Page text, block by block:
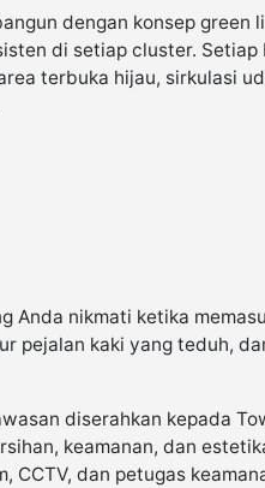
dengan konsep
di setiap cluster.
terbuka hijau, sirkulasi
Anda nikmati ketika
pejalan kaki yang teduh,
diserahkan kepada
keamanan, dan
CCTV, dan petugas